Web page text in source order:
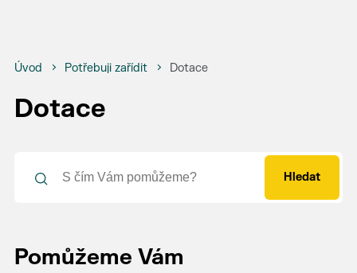
Úvod Potřebuji zařídit Dotace
Dotace
Hledat
Pomůžeme Vám